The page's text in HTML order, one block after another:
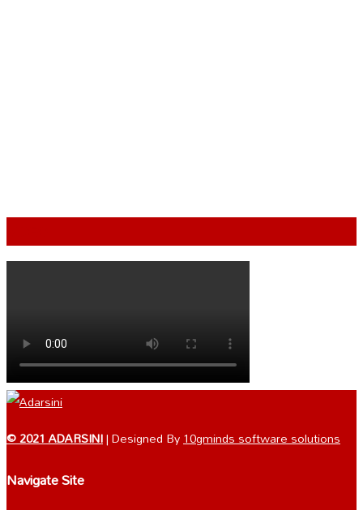
© 2021 ADARSINI| Designed By10gminds software solutions
Navigate Site